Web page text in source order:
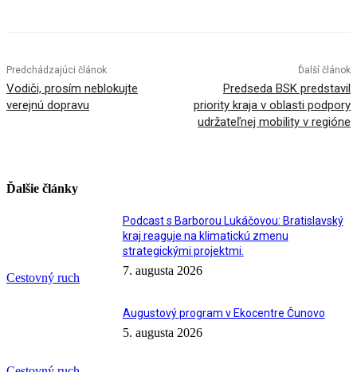
Predchádzajúci článok
Vodiči, prosím neblokujte
verejnú dopravu
Ďalší článok
Predseda BSK predstavil
priority kraja v oblasti podpory
udržateľnej mobility v regióne
Ďalšie články
Cestovný ruch
Podcast s Barborou Lukáčovou: Bratislavský
kraj reaguje na klimatickú zmenu
strategickými projektmi.
7. augusta 2026
Augustový program v Ekocentre Čunovo
5. augusta 2026